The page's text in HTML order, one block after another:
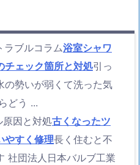
ラブルコラム浴室シャワ
チェック箇所と対処引っ
の勢いが弱くて洗った気
どう ...
原因と対処古くなったツ
やすく修理長く住むと不
社団法人日本バルブ工業